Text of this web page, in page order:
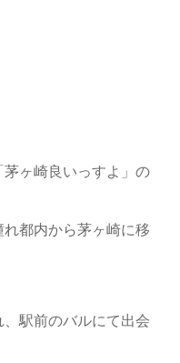
ヶ崎良いっすよ」の
都内から茅ヶ崎に移
駅前のバルにて出会